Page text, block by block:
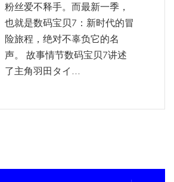
粉丝爱不释手。而最新一季，
也就是数码宝贝7：新时代的冒
险旅程，绝对不辜负它的名
声。 故事情节数码宝贝7讲述
了主角羽田タイ...